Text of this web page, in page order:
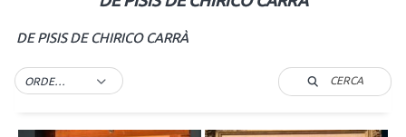
DE PISIS DE CHIRICO CARRÀ
ORDER BY DEFAULT CERCA